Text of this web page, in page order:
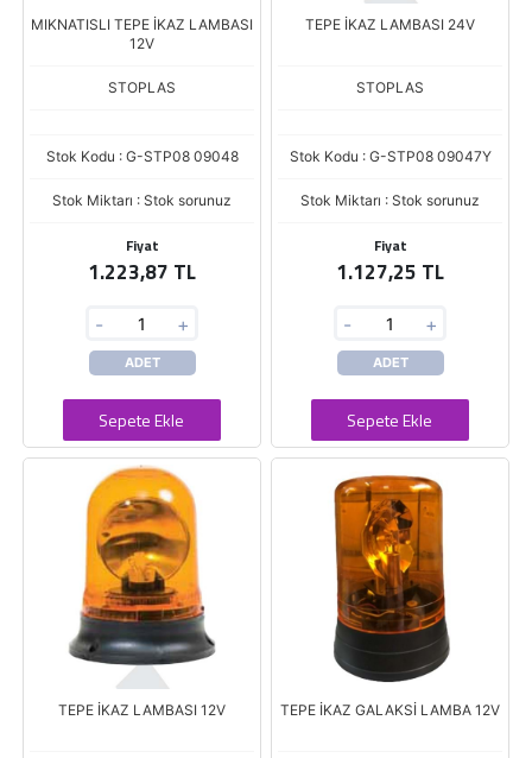
MIKNATISLI TEPE İKAZ LAMBASI
12V
STOPLAS
Stok Kodu : G-STP08 09048
Stok Miktarı : Stok sorunuz
Fiyat
1.223,87 TL
- +
ADET
Sepete Ekle
TEPE İKAZ LAMBASI 24V
STOPLAS
Stok Kodu : G-STP08 09047Y
Stok Miktarı : Stok sorunuz
Fiyat
1.127,25 TL
- +
ADET
Sepete Ekle
TEPE İKAZ LAMBASI 12V TEPE İKAZ GALAKSİ LAMBA 12V